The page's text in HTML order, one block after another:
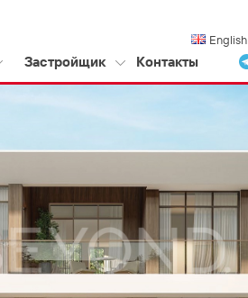
English
Застройщик Контакты